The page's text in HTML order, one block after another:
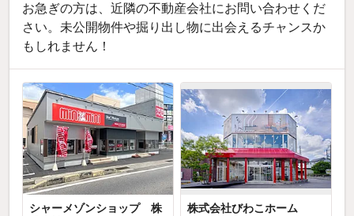
お急ぎの方は、近隣の不動産会社にお問い合わせくだ
さい。未公開物件や掘り出し物に出会えるチャンスか
もしれません！
シャーメゾンショップ 株
株式会社びわこホーム